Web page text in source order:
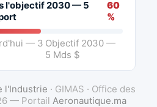
l'objectif 2030 — 5
60
%
— 3 Objectif 2030 —
5 Mds $
l'Industrie · GIMAS · Office des
— Portail Aeronautique.ma